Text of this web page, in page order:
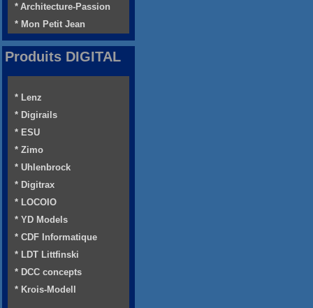
* Architecture-Passion
* Mon Petit Jean
Produits DIGITAL
* Lenz
* Digirails
* ESU
* Zimo
* Uhlenbrock
* Digitrax
* LOCOIO
* YD Models
* CDF Informatique
* LDT Littfinski
* DCC concepts
* Krois-Modell